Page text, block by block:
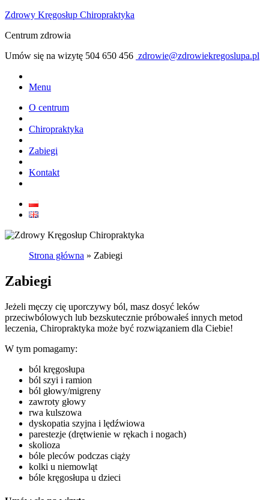
Zdrowy Kręgosłup Chiropraktyka
Centrum zdrowia
Umów się na wizytę 504 650 456 zdrowie@zdrowiekregoslupa.pl
Menu
O centrum
Chiropraktyka
Zabiegi
Kontakt
Strona główna » Zabiegi
Zabiegi
Jeżeli męczy cię uporczywy ból, masz dosyć leków
przeciwbólowych lub bezskutecznie próbowałeś innych metod
leczenia, Chiropraktyka może być rozwiązaniem dla Ciebie!
W tym pomagamy:
ból kręgosłupa
ból szyi i ramion
ból głowy/migreny
zawroty głowy
rwa kulszowa
dyskopatia szyjna i lędźwiowa
parestezje (drętwienie w rękach i nogach)
skolioza
bóle pleców podczas ciąży
kolki u niemowląt
bóle kręgosłupa u dzieci